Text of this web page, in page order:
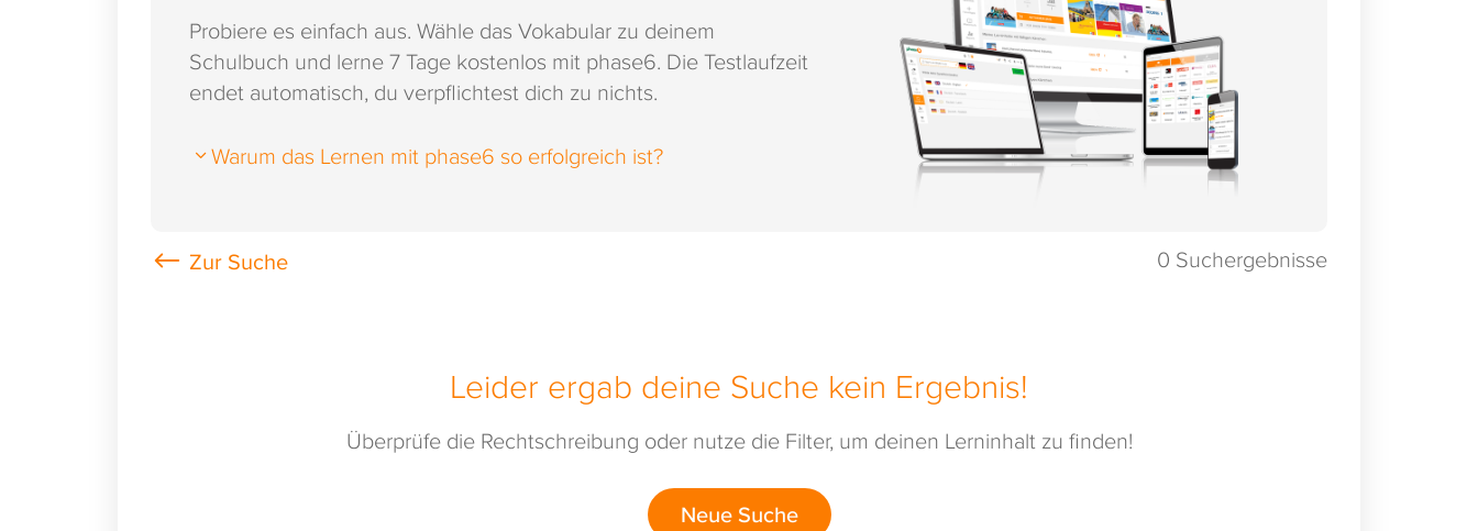
Probiere es einfach aus. Wähle das Vokabular zu deinem
Schulbuch und lerne 7 Tage kostenlos mit phase6. Die Testlaufzeit
endet automatisch, du verpflichtest dich zu nichts.
Warum das Lernen mit phase6 so erfolgreich ist?
0 Suchergebnisse
Leider ergab deine Suche kein Ergebnis!
Überprüfe die Rechtschreibung oder nutze die Filter, um deinen Lerninhalt zu finden!
Neue Suche